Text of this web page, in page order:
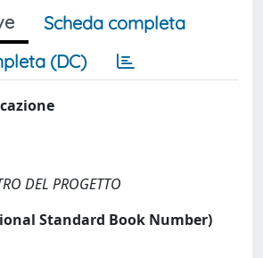
Scheda completa
(DC)
DEL PROGETTO
Standard Book Number)